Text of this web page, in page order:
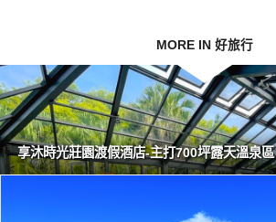
MORE IN 好旅行
享沐時光莊園渡假酒店-主打700坪露天溫泉區